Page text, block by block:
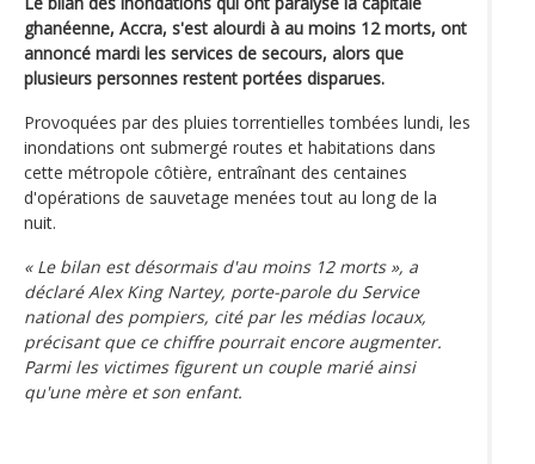
ghanéenne, Accra, s'est alourdi à au moins 12 morts, ont
annoncé mardi les services de secours, alors que
plusieurs personnes restent portées disparues.
Provoquées par des pluies torrentielles tombées lundi, les
inondations ont submergé routes et habitations dans
cette métropole côtière, entraînant des centaines
d'opérations de sauvetage menées tout au long de la
nuit.
« Le bilan est désormais d'au moins 12 morts », a
déclaré Alex King Nartey, porte-parole du Service
national des pompiers, cité par les médias locaux,
précisant que ce chiffre pourrait encore augmenter.
Parmi les victimes figurent un couple marié ainsi
qu'une mère et son enfant.